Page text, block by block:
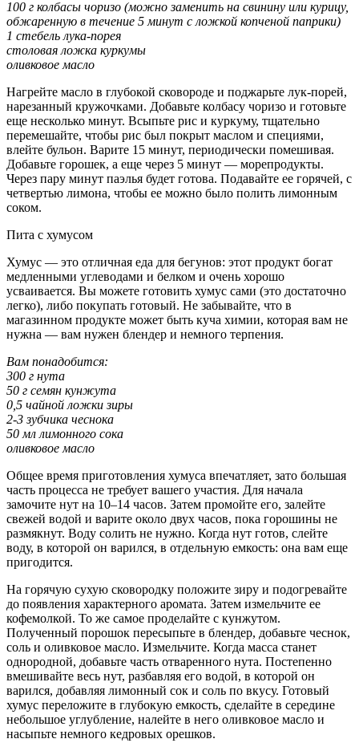
100 г колбасы чоризо (можно заменить на свинину или курицу,
обжаренную в течение 5 минут с ложкой копченой паприки)
1 стебель лука-порея
столовая ложка куркумы
оливковое масло
Нагрейте масло в глубокой сковороде и поджарьте лук-порей,
нарезанный кружочками. Добавьте колбасу чоризо и готовьте
еще несколько минут. Всыпьте рис и куркуму, тщательно
перемешайте, чтобы рис был покрыт маслом и специями,
влейте бульон. Варите 15 минут, периодически помешивая.
Добавьте горошек, а еще через 5 минут — морепродукты.
Через пару минут паэлья будет готова. Подавайте ее горячей, с
четвертью лимона, чтобы ее можно было полить лимонным
соком.
Пита с хумусом
Хумус — это отличная еда для бегунов: этот продукт богат
медленными углеводами и белком и очень хорошо
усваивается. Вы можете готовить хумус сами (это достаточно
легко), либо покупать готовый. Не забывайте, что в
магазинном продукте может быть куча химии, которая вам не
нужна — вам нужен блендер и немного терпения.
Вам понадобится:
300 г нута
50 г семян кунжута
0,5 чайной ложки зиры
2-3 зубчика чеснока
50 мл лимонного сока
оливковое масло
Общее время приготовления хумуса впечатляет, зато большая
часть процесса не требует вашего участия. Для начала
замочите нут на 10–14 часов. Затем промойте его, залейте
свежей водой и варите около двух часов, пока горошины не
размякнут. Воду солить не нужно. Когда нут готов, слейте
воду, в которой он варился, в отдельную емкость: она вам еще
пригодится.
На горячую сухую сковородку положите зиру и подогревайте
до появления характерного аромата. Затем измельчите ее
кофемолкой. То же самое проделайте с кунжутом.
Полученный порошок пересыпьте в блендер, добавьте чеснок,
соль и оливковое масло. Измельчите. Когда масса станет
однородной, добавьте часть отваренного нута. Постепенно
вмешивайте весь нут, разбавляя его водой, в которой он
варился, добавляя лимонный сок и соль по вкусу. Готовый
хумус переложите в глубокую емкость, сделайте в середине
небольшое углубление, налейте в него оливковое масло и
насыпьте немного кедровых орешков.